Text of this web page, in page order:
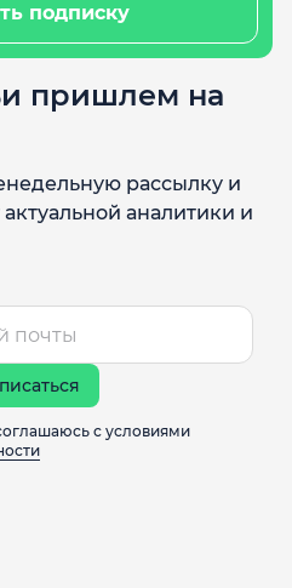
подписку
пришлем на
рассылку и
аналитики и
с условиями